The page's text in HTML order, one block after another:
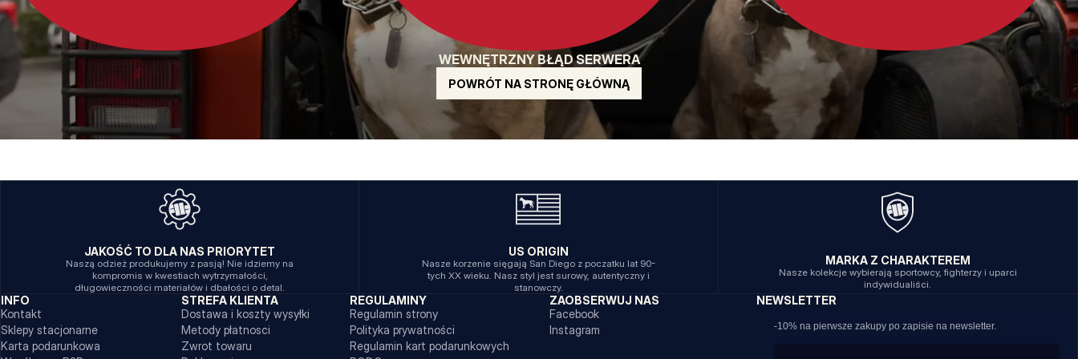
WEWNĘTRZNY BŁĄD SERWERA
POWRÓT NA STRONĘ GŁÓWNĄ
JAKOŚĆ TO DLA NAS PRIORYTET
Naszą odzież produkujemy z pasją! Nie idziemy na
kompromis w kwestiach wytrzymałości,
długowieczności materiałów i dbałości o detal.
US ORIGIN
Nasze korzenie sięgają San Diego z poczatku lat 90-
tych XX wieku. Nasz styl jest surowy, autentyczny i
stanowczy.
MARKA Z CHARAKTEREM
Nasze kolekcje wybierają sportowcy, fighterzy i uparci
indywidualiści.
INFO
Kontakt
Sklepy stacjonarne
Karta podarunkowa
STREFA KLIENTA
Dostawa i koszty wysyłki
Metody płatnosci
Zwrot towaru
REGULAMINY
Regulamin strony
Polityka prywatności
Regulamin kart podarunkowych
ZAOBSERWUJ NAS
Facebook
Instagram
NEWSLETTER
-10% na pierwsze zakupy po zapisie na newsletter.